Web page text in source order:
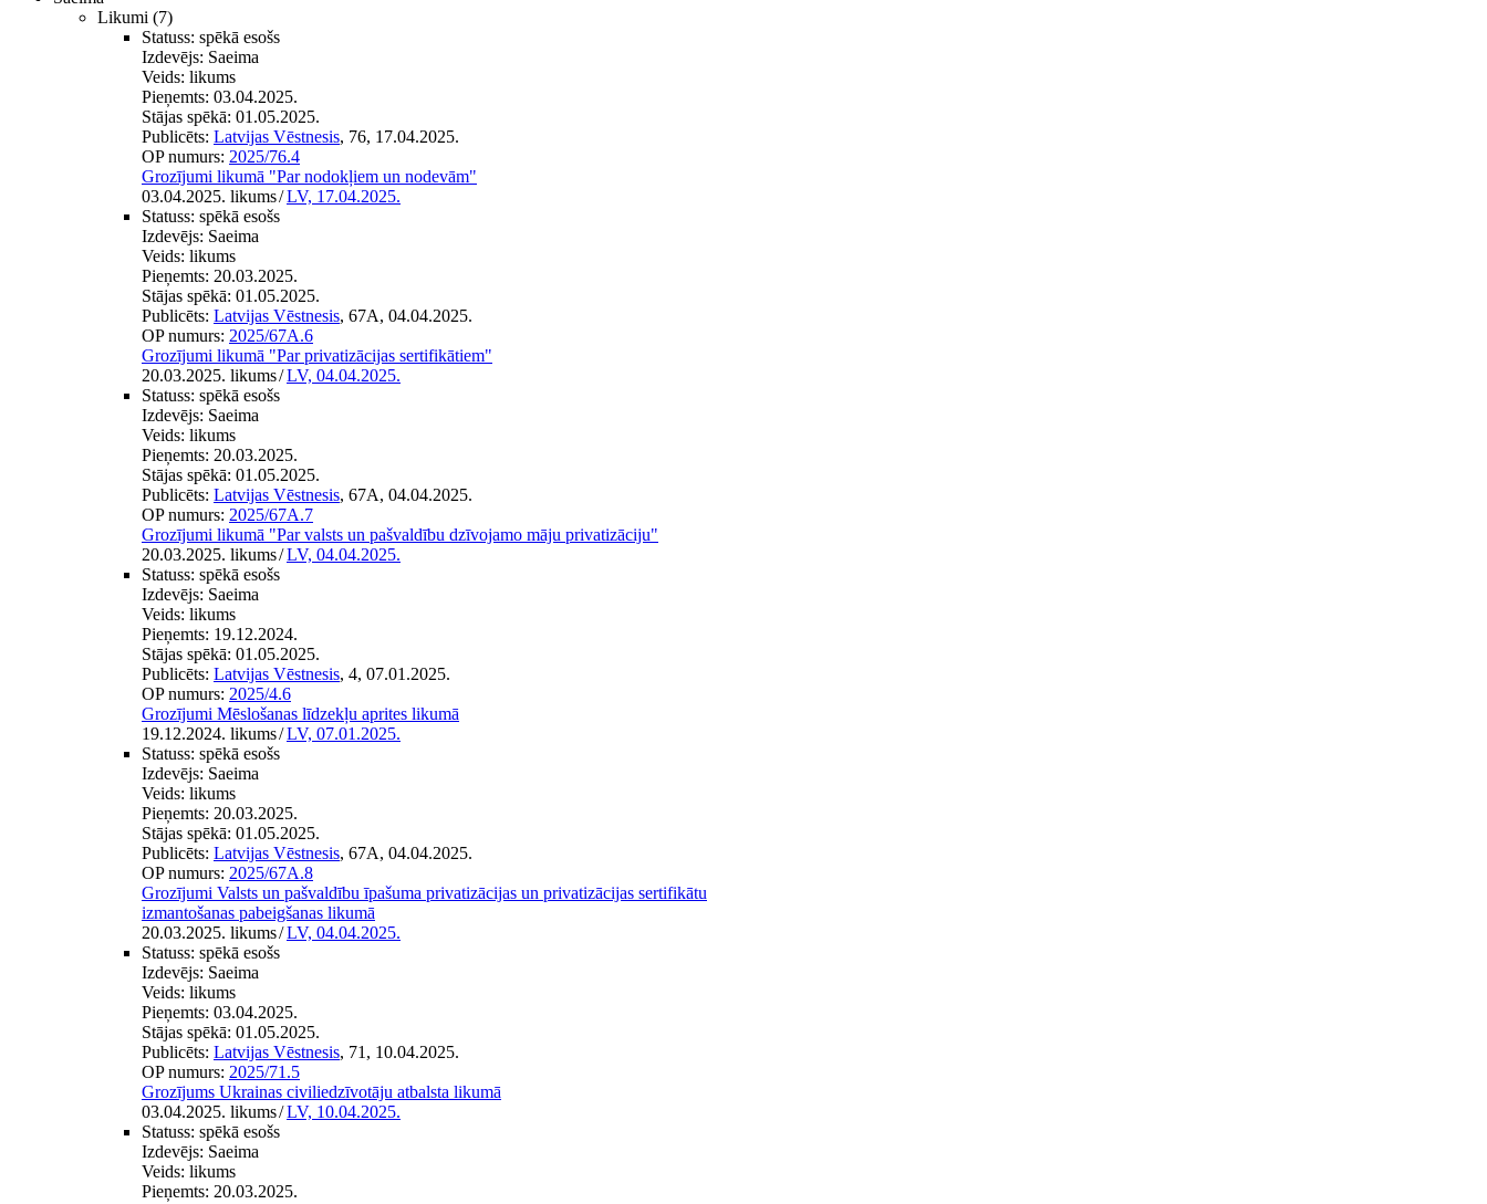
Likumi (7)
Statuss: spēkā esošs
Izdevējs: Saeima
Veids: likums
Pieņemts: 03.04.2025.
Stājas spēkā: 01.05.2025.
Publicēts: Latvijas Vēstnesis, 76, 17.04.2025.
OP numurs: 2025/76.4
Grozījumi likumā "Par nodokļiem un nodevām"
03.04.2025. likums/LV, 17.04.2025.
Statuss: spēkā esošs
Izdevējs: Saeima
Veids: likums
Pieņemts: 20.03.2025.
Stājas spēkā: 01.05.2025.
Publicēts: Latvijas Vēstnesis, 67A, 04.04.2025.
OP numurs: 2025/67A.6
Grozījumi likumā "Par privatizācijas sertifikātiem"
20.03.2025. likums/LV, 04.04.2025.
Statuss: spēkā esošs
Izdevējs: Saeima
Veids: likums
Pieņemts: 20.03.2025.
Stājas spēkā: 01.05.2025.
Publicēts: Latvijas Vēstnesis, 67A, 04.04.2025.
OP numurs: 2025/67A.7
Grozījumi likumā "Par valsts un pašvaldību dzīvojamo māju privatizāciju"
20.03.2025. likums/LV, 04.04.2025.
Statuss: spēkā esošs
Izdevējs: Saeima
Veids: likums
Pieņemts: 19.12.2024.
Stājas spēkā: 01.05.2025.
Publicēts: Latvijas Vēstnesis, 4, 07.01.2025.
OP numurs: 2025/4.6
Grozījumi Mēslošanas līdzekļu aprites likumā
19.12.2024. likums/LV, 07.01.2025.
Statuss: spēkā esošs
Izdevējs: Saeima
Veids: likums
Pieņemts: 20.03.2025.
Stājas spēkā: 01.05.2025.
Publicēts: Latvijas Vēstnesis, 67A, 04.04.2025.
OP numurs: 2025/67A.8
Grozījumi Valsts un pašvaldību īpašuma privatizācijas un privatizācijas sertifikātu
izmantošanas pabeigšanas likumā
20.03.2025. likums/LV, 04.04.2025.
Statuss: spēkā esošs
Izdevējs: Saeima
Veids: likums
Pieņemts: 03.04.2025.
Stājas spēkā: 01.05.2025.
Publicēts: Latvijas Vēstnesis, 71, 10.04.2025.
OP numurs: 2025/71.5
Grozījums Ukrainas civiliedzīvotāju atbalsta likumā
03.04.2025. likums/LV, 10.04.2025.
Statuss: spēkā esošs
Izdevējs: Saeima
Veids: likums
Pieņemts: 20.03.2025.